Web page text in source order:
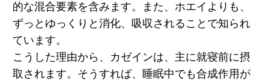
的な混合要素を含みます。また、ホエイよりも、
ずっとゆっくりと消化、吸収されることで知られ
ています。
こうした理由から、カゼインは、主に就寝前に摂
取されます。そうすれば、睡眠中でも合成作用が